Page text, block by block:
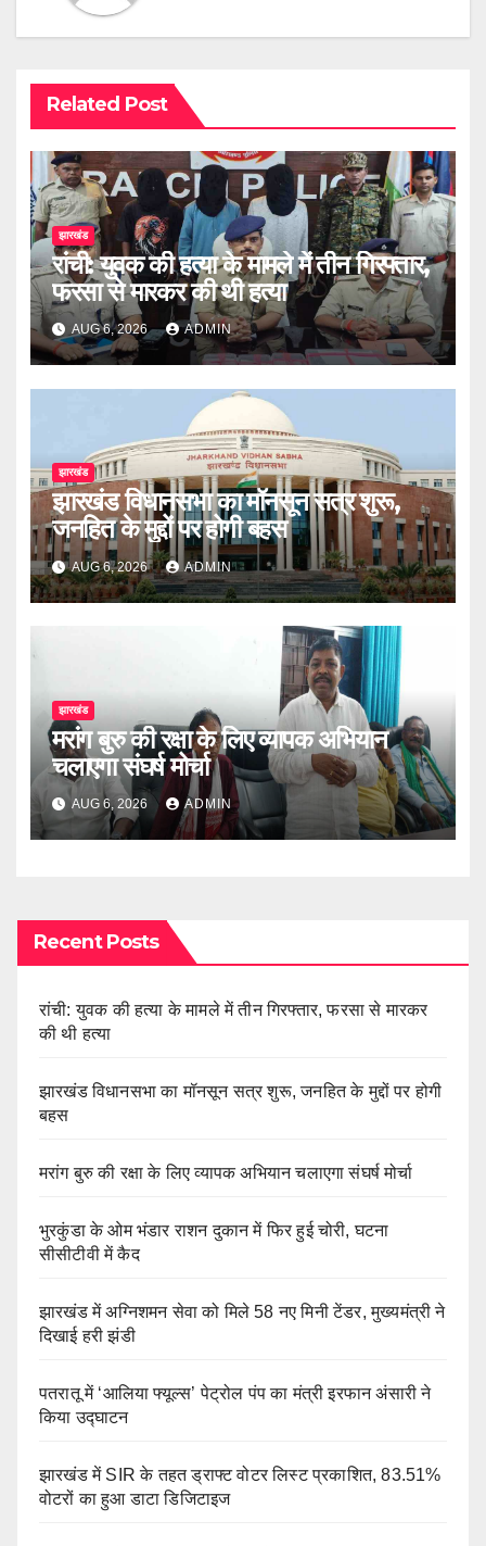
Related Post
झारखंड
रांची: युवक की हत्या के मामले में तीन गिरफ्तार,
फरसा से मारकर की थी हत्या
AUG 6, 2026 ADMIN
झारखंड
झारखंड विधानसभा का मॉनसून सत्र शुरू,
जनहित के मुद्दों पर होगी बहस
AUG 6, 2026 ADMIN
झारखंड
मरांग बुरु की रक्षा के लिए व्यापक अभियान
चलाएगा संघर्ष मोर्चा
AUG 6, 2026 ADMIN
Recent Posts
रांची: युवक की हत्या के मामले में तीन गिरफ्तार, फरसा से मारकर
की थी हत्या
झारखंड विधानसभा का मॉनसून सत्र शुरू, जनहित के मुद्दों पर होगी
बहस
मरांग बुरु की रक्षा के लिए व्यापक अभियान चलाएगा संघर्ष मोर्चा
भुरकुंडा के ओम भंडार राशन दुकान में फिर हुई चोरी, घटना
सीसीटीवी में कैद
झारखंड में अग्निशमन सेवा को मिले 58 नए मिनी टेंडर, मुख्यमंत्री ने
दिखाई हरी झंडी
पतरातू में ‘आलिया फ्यूल्स’ पेट्रोल पंप का मंत्री इरफान अंसारी ने
किया उद्घाटन
झारखंड में SIR के तहत ड्राफ्ट वोटर लिस्ट प्रकाशित, 83.51%
वोटरों का हुआ डाटा डिजिटाइज